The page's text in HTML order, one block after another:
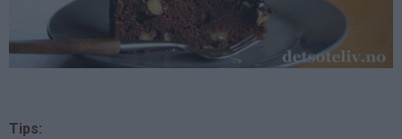
Tips: